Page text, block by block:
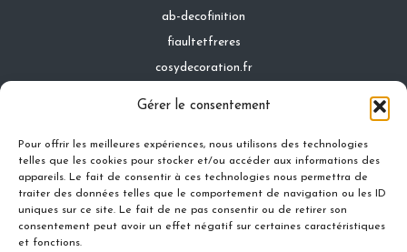
Gérer le consentement
Pour offrir les meilleures expériences, nous utilisons des technologies
telles que les cookies pour stocker et/ou accéder aux informations des
appareils. Le fait de consentir à ces technologies nous permettra de
traiter des données telles que le comportement de navigation ou les ID
uniques sur ce site. Le fait de ne pas consentir ou de retirer son
consentement peut avoir un effet négatif sur certaines caractéristiques
et fonctions.
ab-decofinition
fiaultetfreres
cosydecoration.fr
Contact
Mentions légales